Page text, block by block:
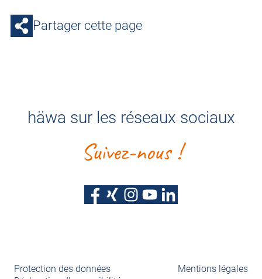
Partager cette page
häwa sur les réseaux sociaux
Suivez-nous !
Protection des données
Mentions légales